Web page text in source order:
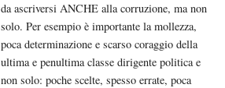
da ascriversi ANCHE alla corruzione, ma non
solo. Per esempio è importante la mollezza,
poca determinazione e scarso coraggio della
ultima e penultima classe dirigente politica e
non solo: poche scelte, spesso errate, poca